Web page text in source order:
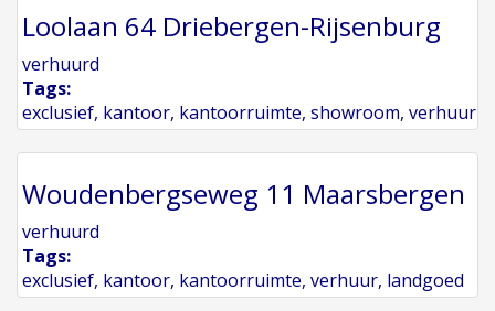
Loolaan 64 Driebergen-Rijsenburg
verhuurd
Tags:
exclusief, kantoor, kantoorruimte, showroom, verhuur
Woudenbergseweg 11 Maarsbergen
verhuurd
Tags:
exclusief, kantoor, kantoorruimte, verhuur, landgoed